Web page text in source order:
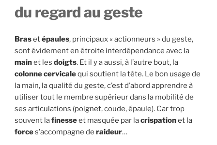
du regard au geste
Brasetépaules, principaux « actionneurs » du geste,
sont évidement en étroite interdépendance avec la
mainet les doigts. Et il y a aussi, à l’autre bout, la
colonne cervicalequi soutient la tête. Le bon usage de
la main, la qualité du geste, c’est d’abord apprendre à
utiliser tout le membre supérieur dans la mobilité de
ses articulations (poignet, coude, épaule). Car trop
souvent lafinesseet masquée par lacrispationet la
forces’accompagne de raideur…